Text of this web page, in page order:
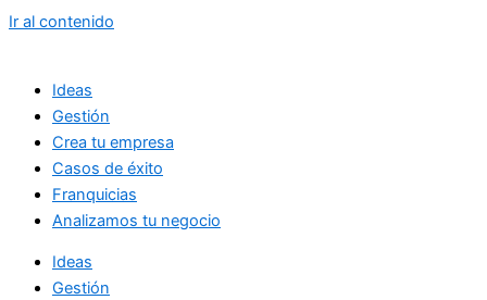
Ir al contenido
Ideas
Gestión
Crea tu empresa
Casos de éxito
Franquicias
Analizamos tu negocio
Ideas
Gestión